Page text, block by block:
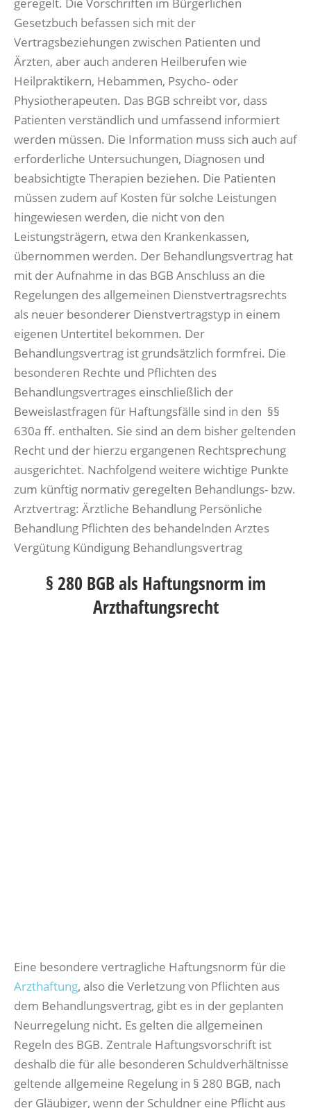
Gesetzbuch befassen sich mit der
Vertragsbeziehungen zwischen Patienten und
Ärzten, aber auch anderen Heilberufen wie
Heilpraktikern, Hebammen, Psycho- oder
Physiotherapeuten. Das BGB schreibt vor, dass
Patienten verständlich und umfassend informiert
werden müssen. Die Information muss sich auch auf
erforderliche Untersuchungen, Diagnosen und
beabsichtigte Therapien beziehen. Die Patienten
müssen zudem auf Kosten für solche Leistungen
hingewiesen werden, die nicht von den
Leistungsträgern, etwa den Krankenkassen,
übernommen werden. Der Behandlungsvertrag hat
mit der Aufnahme in das BGB Anschluss an die
Regelungen des allgemeinen Dienstvertragsrechts
als neuer besonderer Dienstvertragstyp in einem
eigenen Untertitel bekommen. Der
Behandlungsvertrag ist grundsätzlich formfrei. Die
besonderen Rechte und Pflichten des
Behandlungsvertrages einschließlich der
Beweislastfragen für Haftungsfälle sind in den §§
630a ff. enthalten. Sie sind an dem bisher geltenden
Recht und der hierzu ergangenen Rechtsprechung
ausgerichtet. Nachfolgend weitere wichtige Punkte
zum künftig normativ geregelten Behandlungs- bzw.
Arztvertrag: Ärztliche Behandlung Persönliche
Behandlung Pflichten des behandelnden Arztes
Vergütung Kündigung Behandlungsvertrag
§ 280 BGB als Haftungsnorm im
Arzthaftungsrecht
Eine besondere vertragliche Haftungsnorm für die
Arzthaftung, also die Verletzung von Pflichten aus
dem Behandlungsvertrag, gibt es in der geplanten
Neurregelung nicht. Es gelten die allgemeinen
Regeln des BGB. Zentrale Haftungsvorschrift ist
deshalb die für alle besonderen Schuldverhältnisse
geltende allgemeine Regelung in § 280 BGB, nach
der Gläubiger, wenn der Schuldner eine Pflicht aus